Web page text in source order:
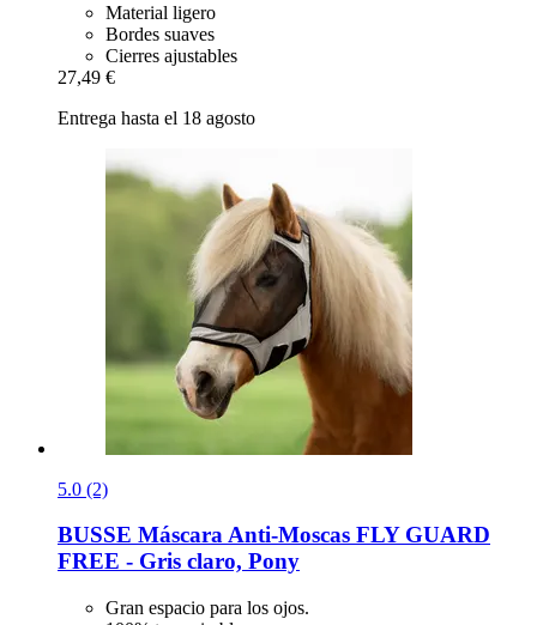
Material ligero
Bordes suaves
Cierres ajustables
27,49 €
Entrega hasta el 18 agosto
5.0 (2)
BUSSE Máscara Anti-​Moscas FLY GUARD
FREE -​ Gris claro, Pony
Gran espacio para los ojos.